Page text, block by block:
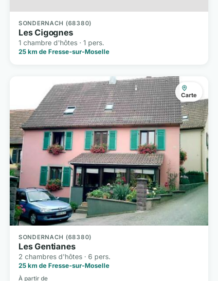
SONDERNACH (68380)
Les Cigognes
1 chambre d'hôtes · 1 pers.
25 km de Fresse-sur-Moselle
Carte
SONDERNACH (68380)
Les Gentianes
2 chambres d'hôtes · 6 pers.
25 km de Fresse-sur-Moselle
À partir de